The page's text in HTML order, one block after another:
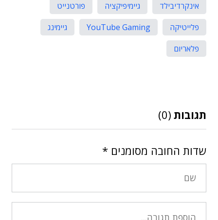
אינקרדיבילד
גיימיפיקציה
פורטנייט
פלייטיקה
YouTube Gaming
גיימינג
פלאריום
תגובות (0)
שדות החובה מסומנים *